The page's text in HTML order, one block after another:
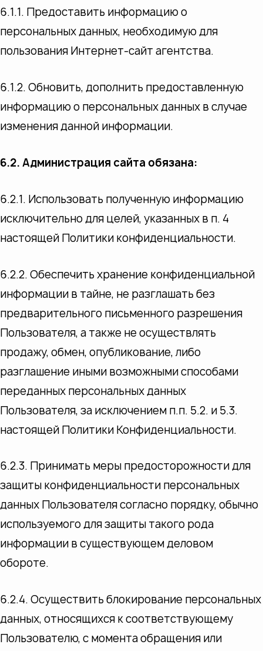
6.1.1. Предоставить информацию о
персональных данных, необходимую для
пользования Интернет-сайт агентства.
6.1.2. Обновить, дополнить предоставленную
информацию о персональных данных в случае
изменения данной информации.
6.2. Администрация сайта обязана:
6.2.1. Использовать полученную информацию
исключительно для целей, указанных в п. 4
настоящей Политики конфиденциальности.
6.2.2. Обеспечить хранение конфиденциальной
информации в тайне, не разглашать без
предварительного письменного разрешения
Пользователя, а также не осуществлять
продажу, обмен, опубликование, либо
разглашение иными возможными способами
переданных персональных данных
Пользователя, за исключением п.п. 5.2. и 5.3.
настоящей Политики Конфиденциальности.
6.2.3. Принимать меры предосторожности для
защиты конфиденциальности персональных
данных Пользователя согласно порядку, обычно
используемого для защиты такого рода
информации в существующем деловом
обороте.
6.2.4. Осуществить блокирование персональных
данных, относящихся к соответствующему
Пользователю, с момента обращения или